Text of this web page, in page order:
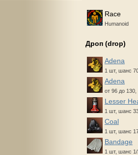
Race
Humanoid
Дроп (drop)
Adena
1 шт, шанс
Adena
от 96 до
Lesser
1 шт, шанс
Coal
1 шт, шанс
Bandage
1 шт, шанс